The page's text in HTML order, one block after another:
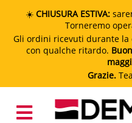
☀️ CHIUSURA ESTIVA:
Torneremo
Gli ordini ricevuti durante la
con qualche ritardo.
Grazie.